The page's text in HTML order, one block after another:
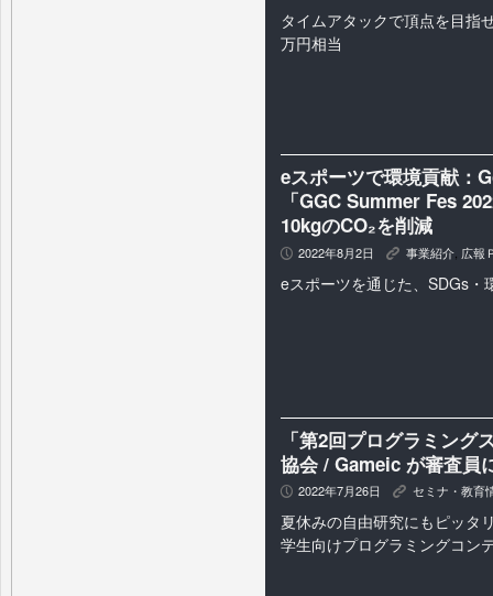
タイムアタックで頂点を目
万円相当
eスポーツで環境貢献：
「GGC Summer Fes
10kgのCO₂を削減
P 2022年8月2日 K 事業紹介 広報
eスポーツを通じた、SDGs・
「第2回プログラミン
協会 / Gameic が審査員
P 2022年7月26日 K セミナ・教育
夏休みの自由研究にもピッタ
学生向けプログラミングコン